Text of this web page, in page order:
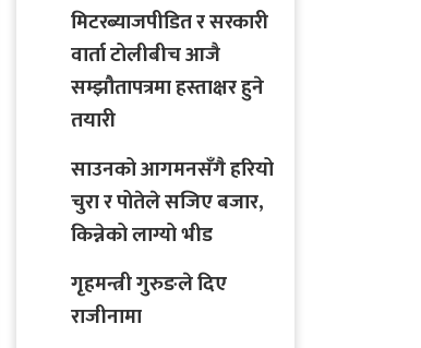
मिटरब्याजपीडित र सरकारी
वार्ता टोलीबीच आजै
सम्झौतापत्रमा हस्ताक्षर हुने
तयारी
साउनको आगमनसँगै हरियो
चुरा र पोतेले सजिए बजार,
किन्नेको लाग्यो भीड
गृहमन्त्री गुरुङले दिए
राजीनामा